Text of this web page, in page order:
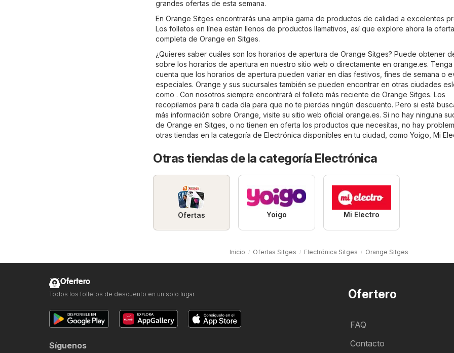
grandes ofertas de esta semana.
En Orange Sitges encontrarás una amplia gama de productos de calidad a excelentes
Los folletos en línea están llenos de productos llamativos, así que explore ahora la oferta
completa de Orange en Sitges.
¿Quieres saber cuáles son los horarios de apertura de Orange Sitges? Puede obtener
sobre los horarios de apertura en nuestro sitio web o directamente en orange.es.
cuenta que los horarios de apertura pueden variar en días festivos, fines de semana o
especiales. Orange y sus sucursales también se pueden encontrar en otras ciudades
como . Con nosotros siempre encontrará el folleto más reciente de Orange Sitges. Los
recopilamos para ti cada día para que no te pierdas ningún descuento. Pero si está
más información sobre Orange, visite su sitio web oficial orange.es. Si no hay ninguna
de Orange en Sitges, o no tienen en oferta los productos que necesitas, no hay
otras tiendas en la categoría de Electrónica disponibles en tu ciudad, como Yoigo Mi
Otras tiendas de la categoría Electrónica
Ofertas Yoigo Mi Electro
Inicio Ofertas Sitges Electrónica Sitges Orange Sitges
Ofertero
FAQ
Contacto
Ofertero
Todos los folletos de descuento en un solo lugar
Síguenos